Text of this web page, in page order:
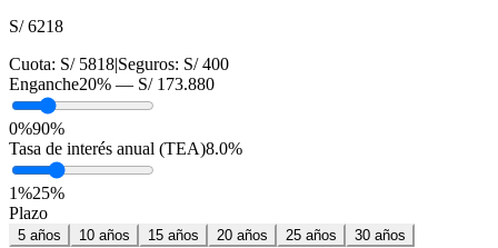
S/ 6218
Cuota: S/ 5818|Seguros: S/ 400
Enganche20% — S/ 173.880
0%90%
Tasa de interés anual (TEA)8.0%
1%25%
Plazo
5 años 10 años 15 años 20 años 25 años 30 años